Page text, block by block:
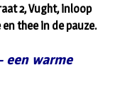
2, Vught, inloop
thee in de pauze.
een warme